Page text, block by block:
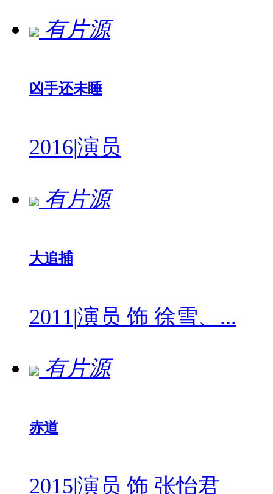
有片源
凶手还未睡
2016|演员
有片源
大追捕
2011|演员 饰 徐雪、...
有片源
赤道
2015|演员 饰 张怡君